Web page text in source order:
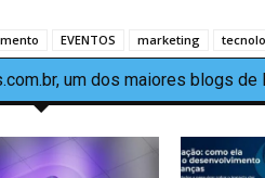
EVENTOS marketing
um dos maiores blogs de